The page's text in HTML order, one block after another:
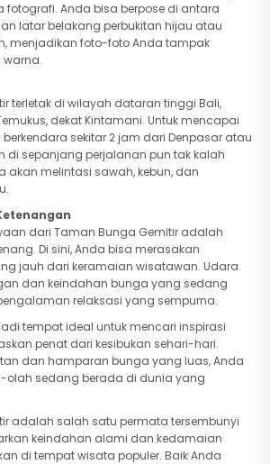
fotografi. Anda bisa berpose di antara
latar belakang perbukitan hijau atau
menjadikan foto-foto Anda tampak
terletak di wilayah dataran tinggi Bali,
dekat Kintamani. Untuk mencapai
sekitar 2 jam dari Denpasar atau
di sepanjang perjalanan pun tak kalah
akan melintasi sawah, kebun, dan
dari Taman Bunga Gemitir adalah
Di sini, Anda bisa merasakan
jauh dari keramaian wisatawan. Udara
dan keindahan bunga yang sedang
relaksasi yang sempurna.
tempat ideal untuk mencari inspirasi
penat dari kesibukan sehari-hari.
dan hamparan bunga yang luas, Anda
olah sedang berada di dunia yang
adalah salah satu permata tersembunyi
keindahan alami dan kedamaian
di tempat wisata populer. Baik Anda